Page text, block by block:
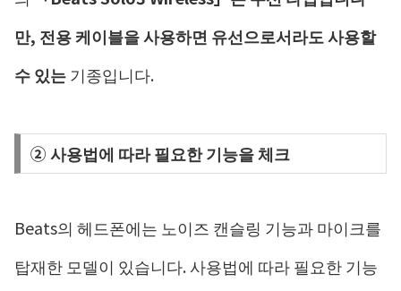
만, 전용 케이블을 사용하면 유선으로서라도 사용할
수 있는기종입니다.
② 사용법에 따라 필요한 기능을 체크
Beats의 헤드폰에는 노이즈 캔슬링 기능과 마이크를
탑재한 모델이 있습니다. 사용법에 따라 필요한 기능